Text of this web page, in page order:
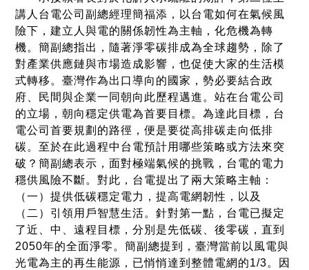
講人台電公司副總經理簡福添，以台電如何在氣候風
險下，建立人與電的關係韌性為主軸，化危機為轉
機。簡副總指出，隨著淨零碳排成為全球趨勢，除了
對產業供應鏈與市場造成影響，也促使大家的生活模
式轉移。臺灣作為出口導向的國家，勢必要結合政
府、民間與企業一同朝向此歷程邁進。站在台電公司
的立場，朝向穩定供電為首要目標。為達此目標，台
電公司首要規劃的路徑，便是要從高排碳走向低排
碳。至於在此過程中台電預計用哪些策略或方法來突
破？簡副總表示，面對極端氣候的挑戰，台電的電力
穩供風險不斷。對此，台電提出了兩大策略主軸：
（一）提供低碳穩定電力，提高電網韌性，以及
（二）引領用戶智慧生活。針對第一點，台電已擬定
了近、中、遠程目標，分別是先低碳、後零碳，直到
2050年的全面淨零。簡副總提到，臺灣當前以風電與
光電為主的再生能源，已悄悄達到整體電網的1/3。因